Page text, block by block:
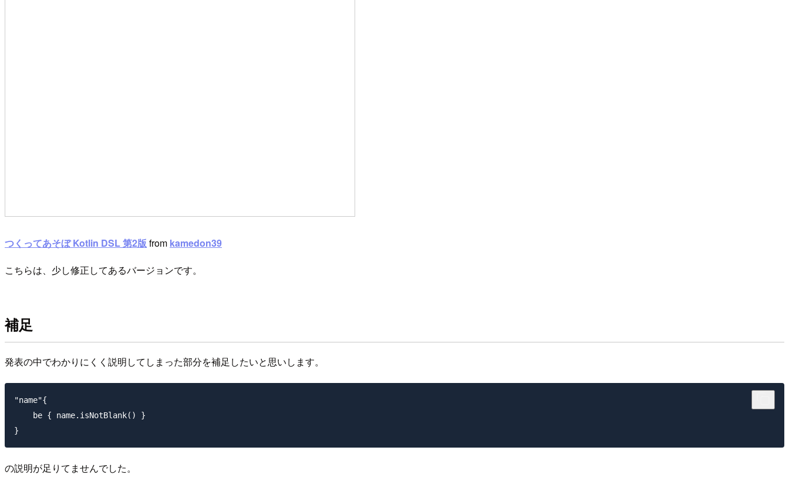
つくってあそぼ Kotlin DSL 第2版 from kamedon39
こちらは、少し修正してあるバージョンです。
補足
発表の中でわかりにくく説明してしまった部分を補足したいと思いします。
"name"{
    be { name.isNotBlank() }
の説明が足りてませんでした。